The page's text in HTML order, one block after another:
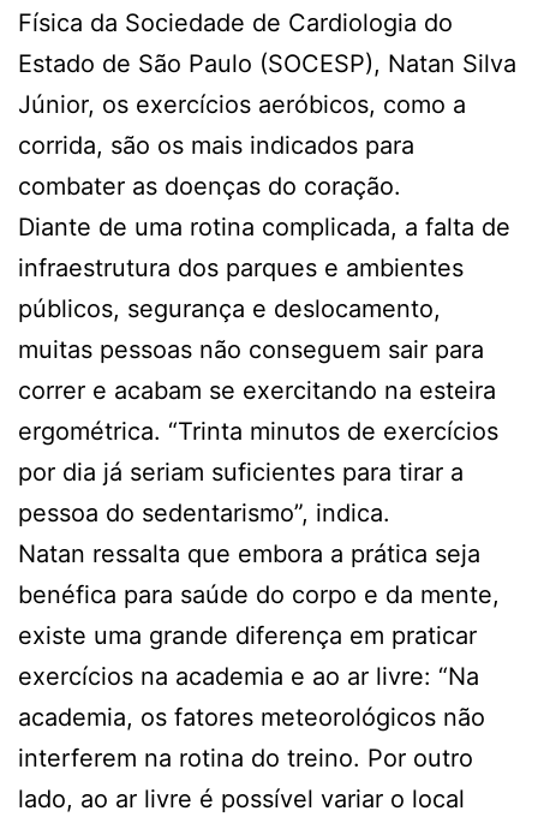
Física da Sociedade de Cardiologia do
Estado de São Paulo (SOCESP), Natan Silva
Júnior, os exercícios aeróbicos, como a
corrida, são os mais indicados para
combater as doenças do coração.
Diante de uma rotina complicada, a falta de
infraestrutura dos parques e ambientes
públicos, segurança e deslocamento,
muitas pessoas não conseguem sair para
correr e acabam se exercitando na esteira
ergométrica. “Trinta minutos de exercícios
por dia já seriam suficientes para tirar a
pessoa do sedentarismo”, indica.
Natan ressalta que embora a prática seja
benéfica para saúde do corpo e da mente,
existe uma grande diferença em praticar
exercícios na academia e ao ar livre: “Na
academia, os fatores meteorológicos não
interferem na rotina do treino. Por outro
lado, ao ar livre é possível variar o local